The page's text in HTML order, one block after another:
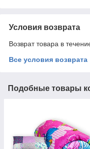
Условия возврата
Возврат товара в
Все условия возврата
Подобные товары